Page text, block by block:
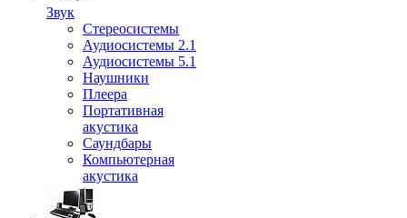
Звук
Стереосистемы
Аудиосистемы 2.1
Аудиосистемы 5.1
Наушники
Плеера
Портативная
акустика
Саундбары
Компьютерная
акустика